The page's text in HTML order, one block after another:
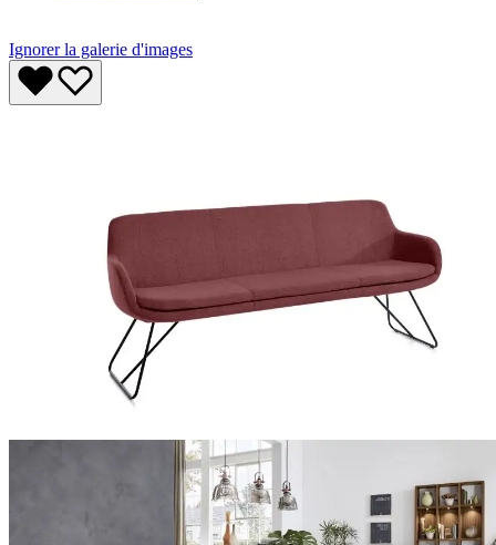
Ignorer la galerie d'images